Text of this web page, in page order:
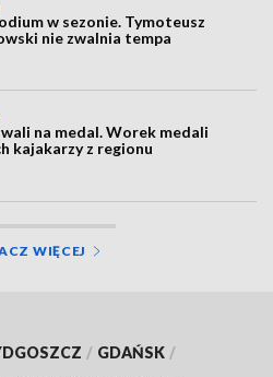
w sezonie. Tymoteusz
nie zwalnia tempa
na medal. Worek medali
kajakarzy z regionu
WIĘCEJ
/ GDAŃSK /